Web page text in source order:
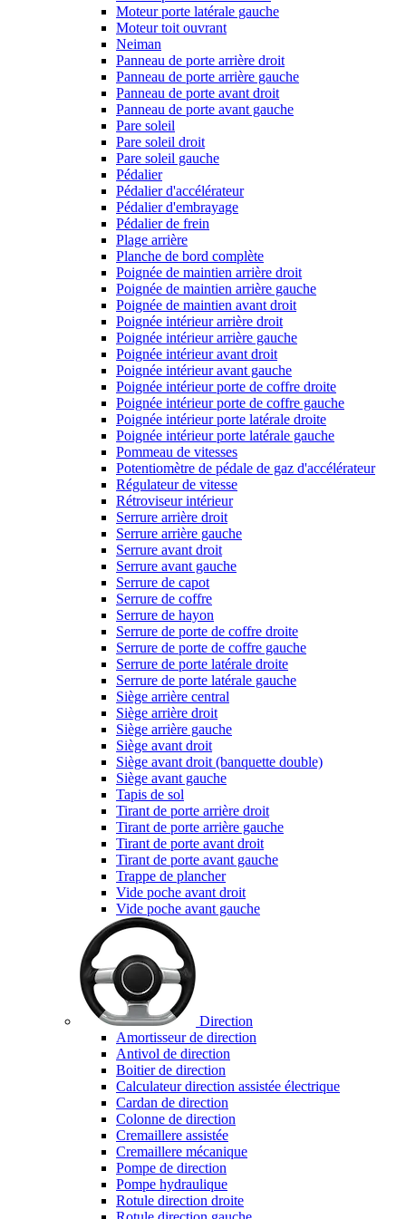
Moteur porte latérale gauche
Moteur toit ouvrant
Neiman
Panneau de porte arrière droit
Panneau de porte arrière gauche
Panneau de porte avant droit
Panneau de porte avant gauche
Pare soleil
Pare soleil droit
Pare soleil gauche
Pédalier
Pédalier d'accélérateur
Pédalier d'embrayage
Pédalier de frein
Plage arrière
Planche de bord complète
Poignée de maintien arrière droit
Poignée de maintien arrière gauche
Poignée de maintien avant droit
Poignée intérieur arrière droit
Poignée intérieur arrière gauche
Poignée intérieur avant droit
Poignée intérieur avant gauche
Poignée intérieur porte de coffre droite
Poignée intérieur porte de coffre gauche
Poignée intérieur porte latérale droite
Poignée intérieur porte latérale gauche
Pommeau de vitesses
Potentiomètre de pédale de gaz d'accélérateur
Régulateur de vitesse
Rétroviseur intérieur
Serrure arrière droit
Serrure arrière gauche
Serrure avant droit
Serrure avant gauche
Serrure de capot
Serrure de coffre
Serrure de hayon
Serrure de porte de coffre droite
Serrure de porte de coffre gauche
Serrure de porte latérale droite
Serrure de porte latérale gauche
Siège arrière central
Siège arrière droit
Siège arrière gauche
Siège avant droit
Siège avant droit (banquette double)
Siège avant gauche
Tapis de sol
Tirant de porte arrière droit
Tirant de porte arrière gauche
Tirant de porte avant droit
Tirant de porte avant gauche
Trappe de plancher
Vide poche avant droit
Vide poche avant gauche
Direction
Amortisseur de direction
Antivol de direction
Boitier de direction
Calculateur direction assistée électrique
Cardan de direction
Colonne de direction
Cremaillere assistée
Cremaillere mécanique
Pompe de direction
Pompe hydraulique
Rotule direction droite